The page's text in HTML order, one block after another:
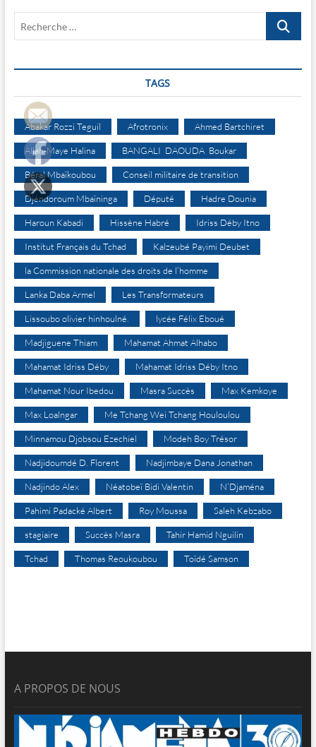
Recherche
TAGS
Abakar Rozzi Teguil Afrotronix Ahmed Bartchiret
Allah-Maye Halina BANGALI DAOUDA Boukar
Béral Mbaïkoubou Conseil militaire de transition
Djéndoroum Mbaïninga Député Hadre Dounia
Haroun Kabadi Hissène Habré Idriss Déby Itno
Institut Français du Tchad Kalzeubé Payimi Deubet
la Commission nationale des droits de l’homme
Lanka Daba Armel Les Transformateurs
Lissoubo olivier hinhoulné. lycée Félix Eboué
Madjiguene Thiam Mahamat Ahmat Alhabo
Mahamat Idriss Déby Mahamat Idriss Déby Itno
Mahamat Nour Ibedou Masra Succès Max Kemkoye
Max Loalngar Me Tchang Wei Tchang Houloulou
Minnamou Djobsou Ezechiel Modeh Boy Trésor
Nadjidoumdé D. Florent Nadjimbaye Dana Jonathan
Nadjindo Alex Néatobeï Bidi Valentin N’Djaména
Pahimi Padacké Albert Roy Moussa Saleh Kebzabo
stagiaire Succès Masra Tahir Hamid Nguilin
Tchad Thomas Reoukoubou Toïdé Samson
A PROPOS DE NOUS